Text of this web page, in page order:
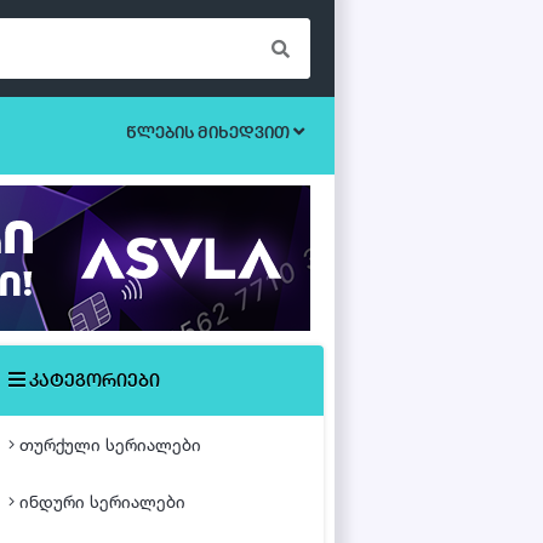
ბოევიკი
ეროტიული
ისტორიული
მძაფრ-სიუჟეტიანი
უკრაინული სერიალები
წლების მიხედვით
კატეგორიები
თურქული სერიალები
ინდური სერიალები